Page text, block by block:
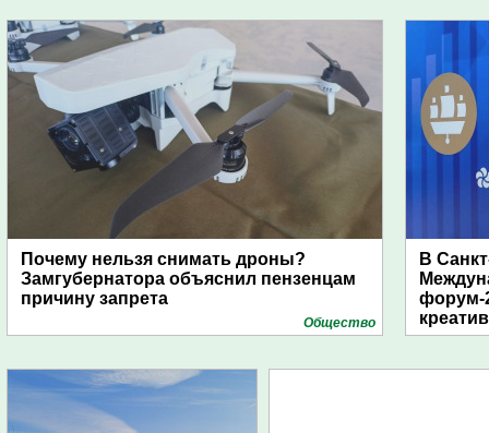
Почему нельзя снимать дроны?
Замгубернатора объяснил пензенцам
причину запрета
Общество
В
форум-